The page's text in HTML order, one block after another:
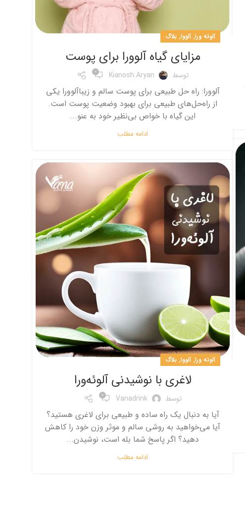
آلوئه ورا, آلووا, بلاگ
مزایای گیاه آلوورا برای پوست
توسط Kianosh.aryan
0
آلوورا: راه حل طبیعی برای پوست سالم و زیباآلوورا یکی
از راه‌حل‌های طبیعی برای بهبود وضعیت پوست است.
این گیاه با خواص بی‌نظیر خود به عنو...
ادامه مطلب
آلوئه ورا, آلووا, بلاگ
لاغری با نوشیدنی آلوئه‌ورا
توسط Vanadrink
0
آیا به دنبال یک راه ساده و طبیعی برای لاغری هستید؟
آیا می‌خواهید به روشی سالم و موثر وزن خود را کاهش
دهید؟ اگر پاسخ شما بله است، نوشیدن...
ادامه مطلب